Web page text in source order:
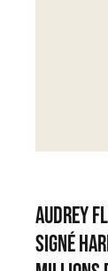
Audrey
signé